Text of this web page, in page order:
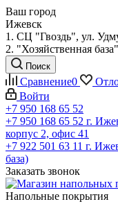
Ваш город
Ижевск
1. СЦ "Гвоздь", ул.
2. "Хозяйственная
Поиск
Сравнение0
Войти
+7 950 168 65 52
+7 950 168 65 52 г.
корпус 2, офис 41
+7 922 501 63 11 г.
база)
Заказать звонок
Напольные покрытия